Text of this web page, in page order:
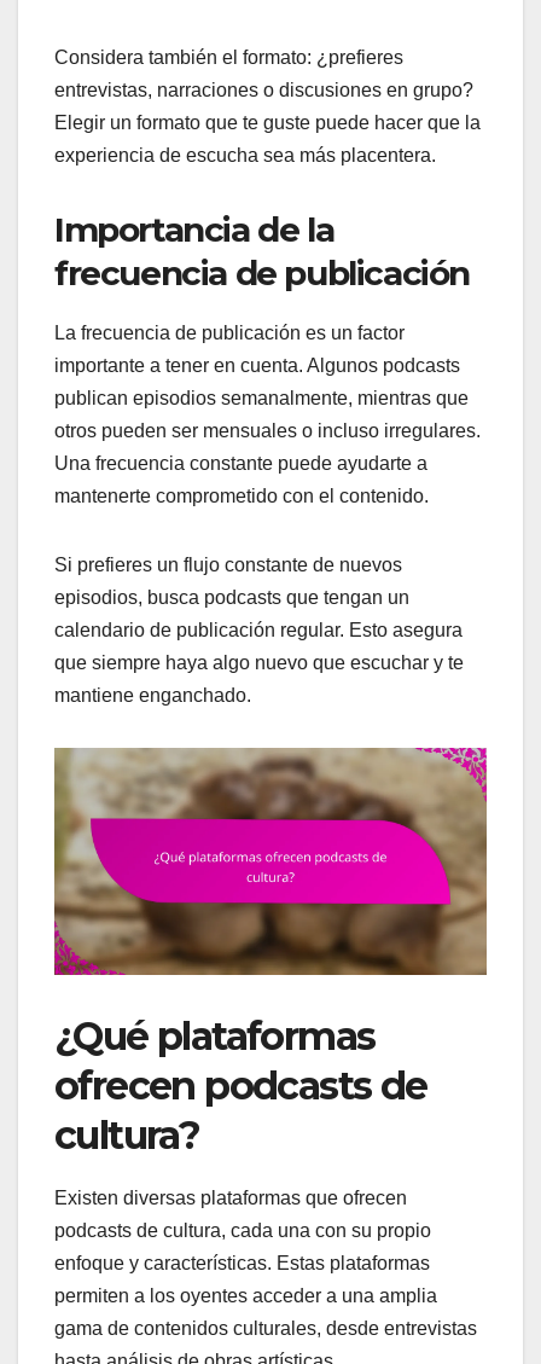
Considera también el formato: ¿prefieres
entrevistas, narraciones o discusiones en grupo?
Elegir un formato que te guste puede hacer que la
experiencia de escucha sea más placentera.
Importancia de la
frecuencia de publicación
La frecuencia de publicación es un factor
importante a tener en cuenta. Algunos podcasts
publican episodios semanalmente, mientras que
otros pueden ser mensuales o incluso irregulares.
Una frecuencia constante puede ayudarte a
mantenerte comprometido con el contenido.
Si prefieres un flujo constante de nuevos
episodios, busca podcasts que tengan un
calendario de publicación regular. Esto asegura
que siempre haya algo nuevo que escuchar y te
mantiene enganchado.
¿Qué plataformas
ofrecen podcasts de
cultura?
Existen diversas plataformas que ofrecen
podcasts de cultura, cada una con su propio
enfoque y características. Estas plataformas
permiten a los oyentes acceder a una amplia
gama de contenidos culturales, desde entrevistas